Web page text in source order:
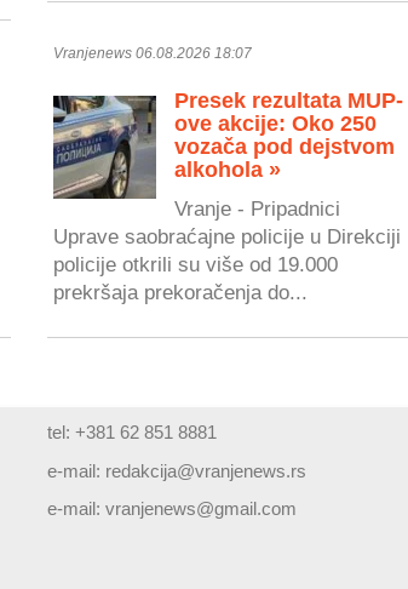
Vranjenews 06.08.2026 18:07
Presek rezultata MUP-
ove akcije: Oko 250
vozača pod dejstvom
alkohola »
Vranje - Pripadnici
Uprave saobraćajne policije u Direkciji
policije otkrili su više od 19.000
prekršaja prekoračenja do...
tel: +381 62 851 8881
e-mail: redakcija@vranjenews.rs
e-mail:vranjenews@gmail.com